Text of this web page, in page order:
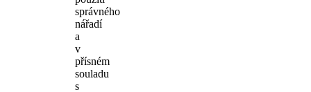
správného
nářadí
a
v
přísném
souladu
s